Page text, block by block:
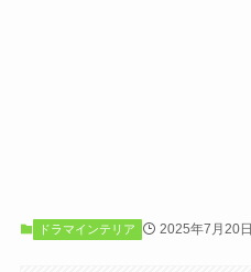
ドラマインテリア 2025年7月20日